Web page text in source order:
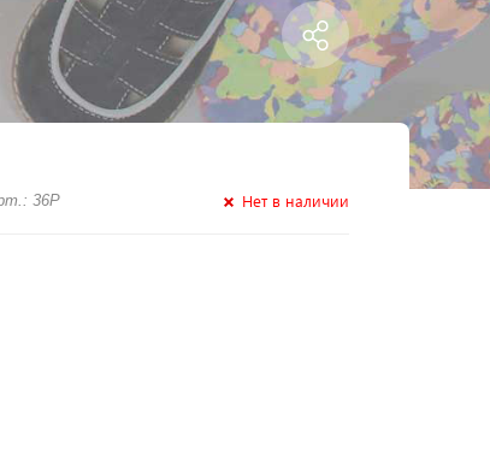
36Р Нет в наличии